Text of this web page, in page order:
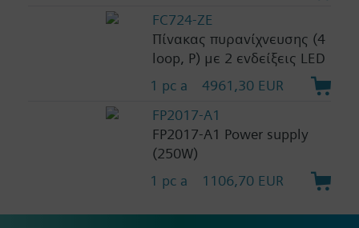
FC724-ZE
Πίνακας πυρανίχνευσης (4
loop, P) με 2 ενδείξεις LED
1 pc a
4961,30 EUR
FP2017-A1
FP2017-A1 Power supply
(250W)
1 pc a
1106,70 EUR